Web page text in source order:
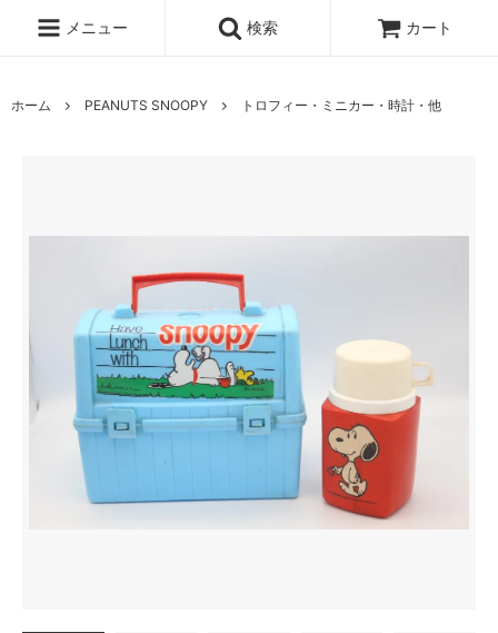
メニュー 検索 カート
ホーム PEANUTS SNOOPY トロフィー・ミニカー・時計・他